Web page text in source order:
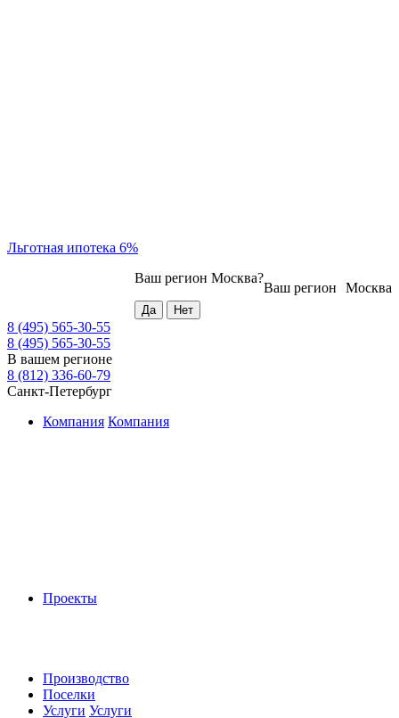
Льготная ипотека 6%
Москва
Ваш регион
Ваш регион Москва?
8 (495) 565-30-55
8 (495) 565-30-55
В вашем регионе
8 (812) 336-60-79
Санкт-Петербург
Компания Компания
Проекты
Производство
Поселки
Услуги Услуги